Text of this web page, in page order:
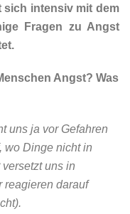
sich intensiv mit dem
Fragen zu Angst
Angst? Was
uns ja vor Gefahren
wo Dinge nicht in
uns in
reagieren darauf